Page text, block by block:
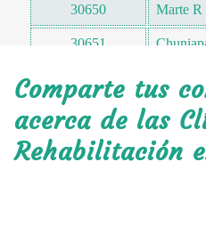
30650 Marte R
30651
Genaro
30654 San
Comparte tus
acerca de las
Rehabilitación